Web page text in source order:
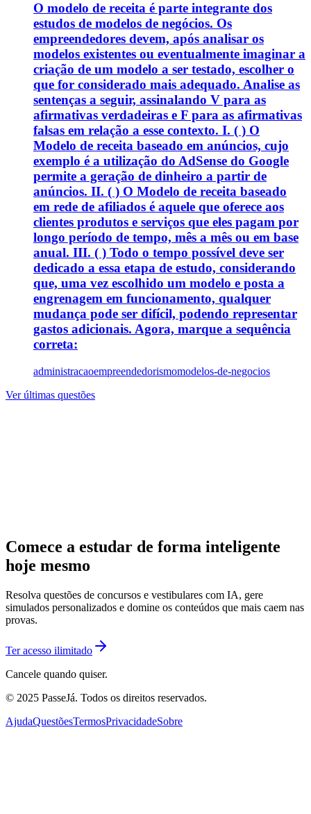
O modelo de receita é parte integrante dos
estudos de modelos de negócios. Os
empreendedores devem, após analisar os
modelos existentes ou eventualmente imaginar a
criação de um modelo a ser testado, escolher o
que for considerado mais adequado. Analise as
sentenças a seguir, assinalando V para as
afirmativas verdadeiras e F para as afirmativas
falsas em relação a esse contexto. I. ( ) O
Modelo de receita baseado em anúncios, cujo
exemplo é a utilização do AdSense do Google
permite a geração de dinheiro a partir de
anúncios. II. ( ) O Modelo de receita baseado
em rede de afiliados é aquele que oferece aos
clientes produtos e serviços que eles pagam por
longo período de tempo, mês a mês ou em base
anual. III. ( ) Todo o tempo possível deve ser
dedicado a essa etapa de estudo, considerando
que, uma vez escolhido um modelo e posta a
engrenagem em funcionamento, qualquer
mudança pode ser difícil, podendo representar
gastos adicionais. Agora, marque a sequência
correta:
administracaoempreendedorismomodelos-de-negocios
Ver últimas questões
Comece a estudar de forma inteligente
hoje mesmo
Resolva questões de concursos e vestibulares com IA, gere
simulados personalizados e domine os conteúdos que mais caem nas
provas.
Ter acesso ilimitado
Cancele quando quiser.
© 2025 PasseJá. Todos os direitos reservados.
AjudaQuestõesTermosPrivacidadeSobre